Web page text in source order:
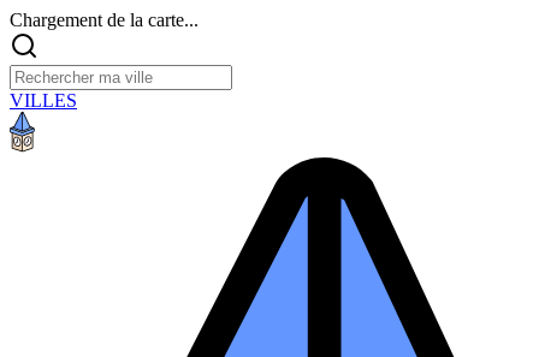
Chargement de la carte...
VILLES